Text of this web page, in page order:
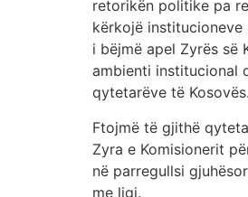
retorikën politike pa
kërkojë
i bëjmë apel Zyrës
ambienti institucional
qytetarëve të Kosovës.
Ftojmë të gjithë
Zyra e Komisionerit
në parregullsi
me ligj.